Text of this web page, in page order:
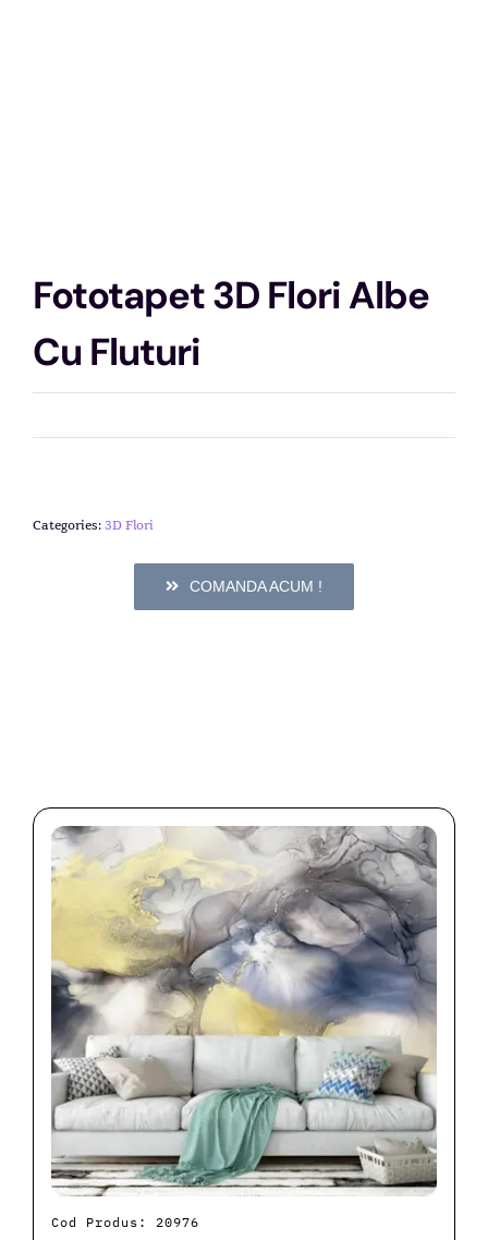
Fototapet 3D Flori Albe
Cu Fluturi
Categories:3D Flori
COMANDA ACUM !
Cod Produs: 20976